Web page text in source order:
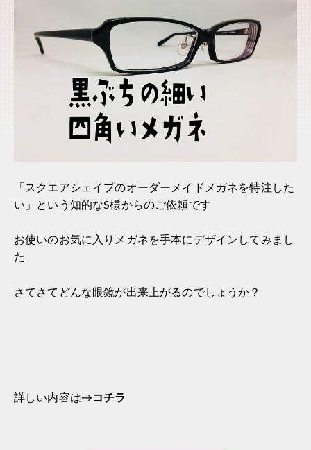
「スクエアシェイプのオーダーメイドメガネを特注した
い」という知的なS様からのご依頼です
お使いのお気に入りメガネを手本にデザインしてみまし
た
さてさてどんな眼鏡が出来上がるのでしょうか？
詳しい内容は→コチラ